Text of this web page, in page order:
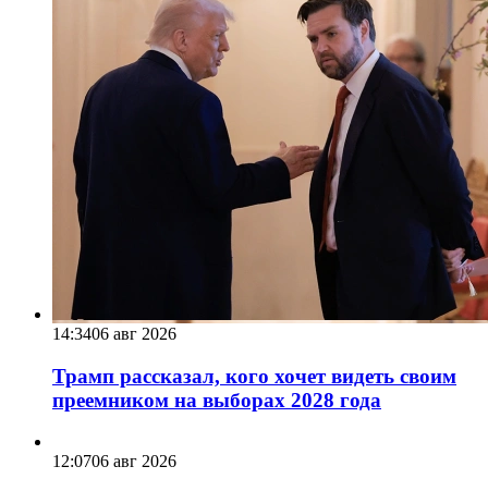
14:3406 авг 2026
Трамп рассказал, кого хочет видеть своим
преемником на выборах 2028 года
12:0706 авг 2026